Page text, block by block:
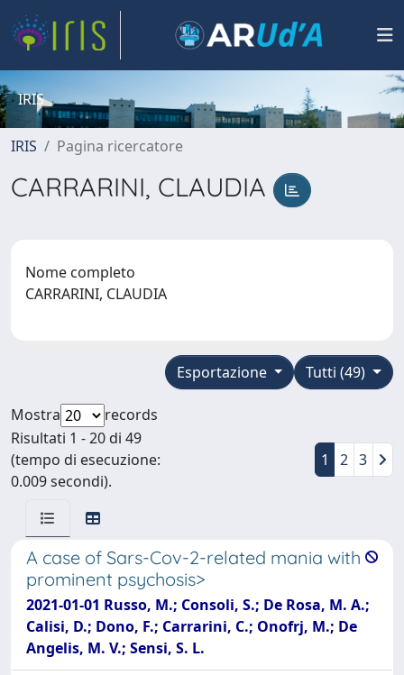
IRIS
IRIS Pagina ricercatore
CARRARINI, CLAUDIA
Nome completo
CARRARINI, CLAUDIA
Tutti (49)
Esportazione
Mostra
records
Risultati 1 - 20 di 49
(tempo di esecuzione:
0.009 secondi).
1 2 3
A case of Sars-Cov-2-related mania with
prominent psychosis>
2021-01-01 Russo, M.; Consoli, S.; De Rosa, M. A.;
Calisi, D.; Dono, F.; Carrarini, C.; Onofrj, M.; De
Angelis, M. V.; Sensi, S. L.